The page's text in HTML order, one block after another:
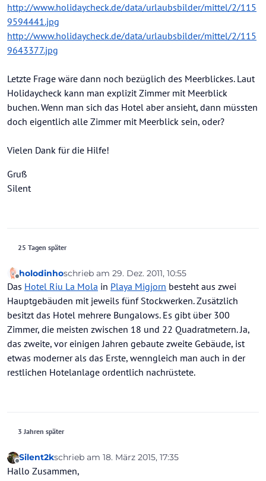
http://www.holidaycheck.de/data/urlaubsbilder/mittel/2/115
9594441.jpg
http://www.holidaycheck.de/data/urlaubsbilder/mittel/2/115
9643377.jpg
Letzte Frage wäre dann noch bezüglich des Meerblickes. Laut
Holidaycheck kann man explizit Zimmer mit Meerblick
buchen. Wenn man sich das Hotel aber ansieht, dann müssten
doch eigentlich alle Zimmer mit Meerblick sein, oder?
Vielen Dank für die Hilfe!
Gruß
Silent
25 Tagen später
Offline
holodinhoschrieb am 29. Dez. 2011, 10:55
zuletzt editiert von
Das Hotel Riu La Mola in Playa Migjorn besteht aus zwei
Hauptgebäuden mit jeweils fünf Stockwerken. Zusätzlich
besitzt das Hotel mehrere Bungalows. Es gibt über 300
Zimmer, die meisten zwischen 18 und 22 Quadratmetern. Ja,
das zweite, vor einigen Jahren gebaute zweite Gebäude, ist
etwas moderner als das Erste, wenngleich man auch in der
restlichen Hotelanlage ordentlich nachrüstete.
3 Jahren später
Offline
Silent2kschrieb am 18. März 2015, 17:35
zuletzt editiert von
Hallo Zusammen,